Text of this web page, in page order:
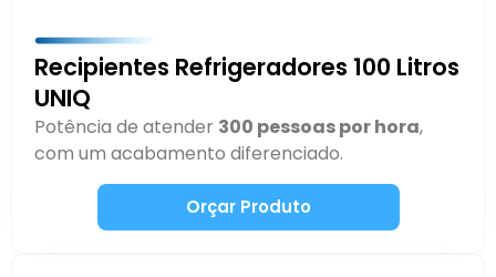
Recipientes Refrigeradores 100 Litros
UNIQ
Potência de atender 300 pessoas por hora,
com um acabamento diferenciado.
Orçar Produto